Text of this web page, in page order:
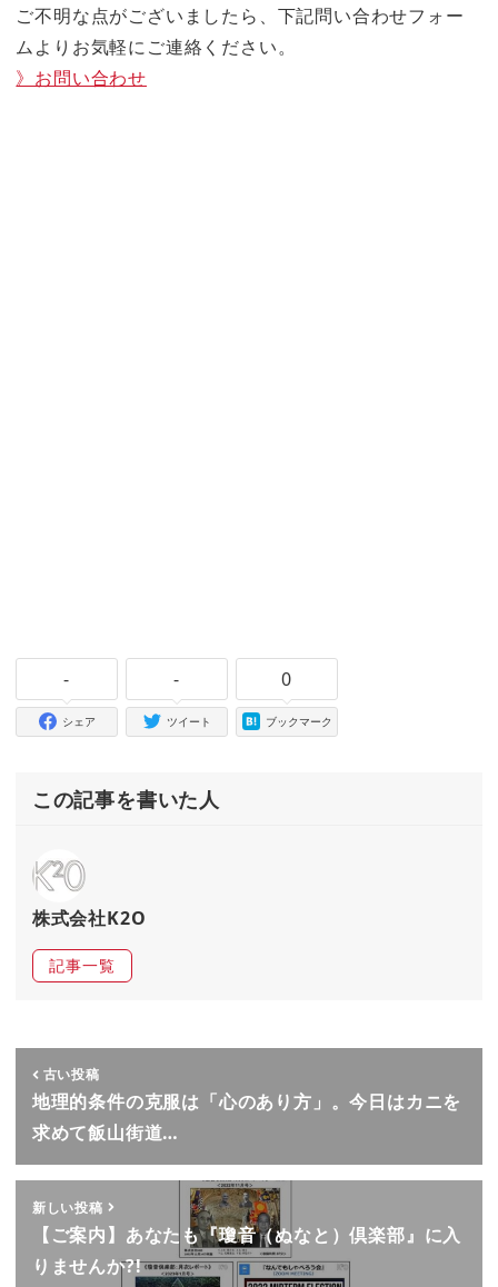
ご不明な点がございましたら、下記問い合わせフォー
ムよりお気軽にご連絡ください。
》お問い合わせ
-
シェア
-
ツイート
0
ブックマーク
この記事を書いた人
株式会社K2O
記事一覧
古い投稿
地理的条件の克服は「心のあり方」。今日はカニを
求めて飯山街道…
新しい投稿
【ご案内】あなたも『瓊音（ぬなと）倶楽部』に入
りませんか?!